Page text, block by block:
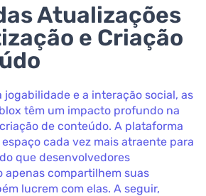
Atualizações
e Criação
jogabilidade e a interação social, as
têm um impacto profundo na
de conteúdo. A plataforma
cada vez mais atraente para
que desenvolvedores
apenas compartilhem suas
lucrem com elas. A seguir,